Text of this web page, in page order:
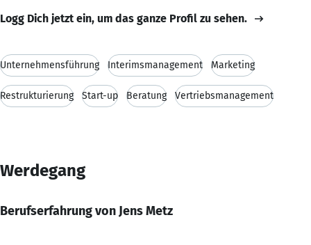
Logg Dich jetzt ein, um das ganze Profil zu sehen.
Unternehmensführung Interimsmanagement Marketing
Restrukturierung Start-up Beratung Vertriebsmanagement
Werdegang
Berufserfahrung von Jens Metz